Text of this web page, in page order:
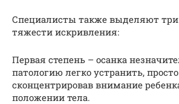
Специалисты также выделяют три
тяжести искривления:
Первая степень – осанка
патологию легко устранить, просто
сконцентрировав внимание
положении тела.